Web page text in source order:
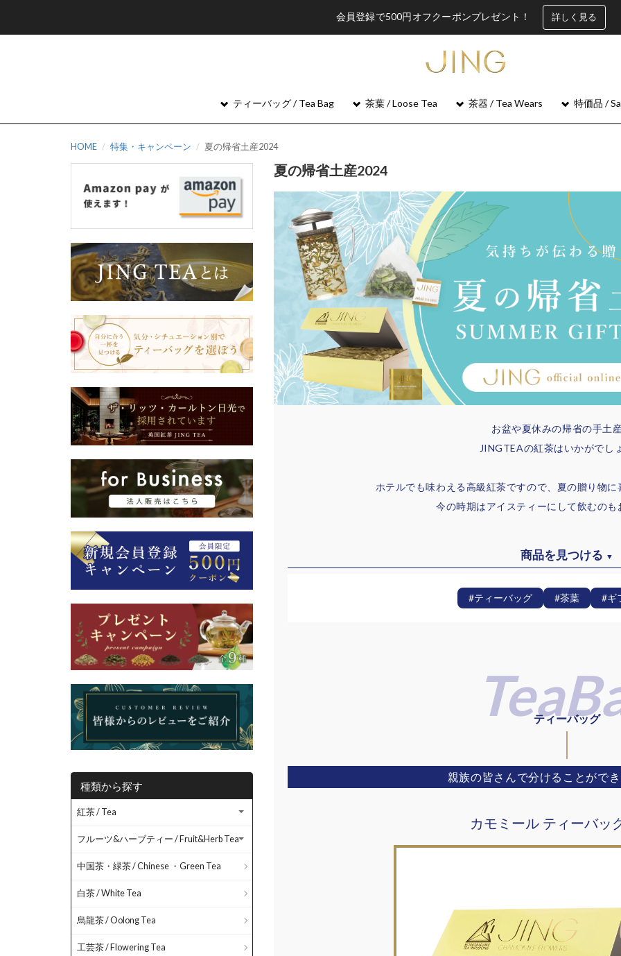
会員登録で500円オフクーポンプレゼント！ 詳しく見る
ティーバッグ / Tea Bag 茶葉 / Loose Tea 茶器 / Tea Wears 特価品 /
HOME 特集・キャンペーン 夏の帰省土産2024
夏の帰省土産2024
お盆や夏休みの帰省の手土
JINGTEAの紅茶はいかがでし
ホテルでも味わえる高級紅茶ですので、夏の贈り物
今の時期はアイスティーにして飲むの
商品を見つける ▼
#ティーバッグ #茶葉 #ギ
ティーバッグ
親族の皆さんで分けることがで
カモミール ティーバッ
種類から探す
紅茶 / Tea
フルーツ&ハーブティー / Fruit&Herb Tea
中国茶・緑茶 / Chinese ・Green Tea
白茶 / White Tea
烏龍茶 / Oolong Tea
工芸茶 / Flowering Tea